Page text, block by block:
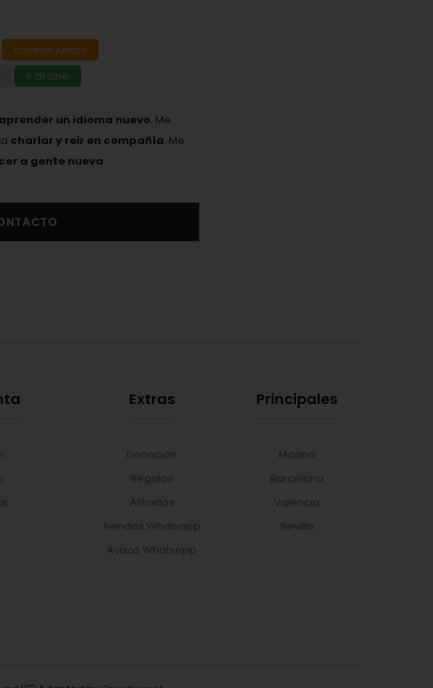
cocinar juntos
ir al cine
aprender un idioma nuevo. Me
charlar y reir en compañía. Me
a gente nueva.
Extras
Donación
Regalos
Afiliados
Tiendas Whatsapp
Avisos Whatsapp
Principales
Madrid
Barcelona
Valencia
Sevilla